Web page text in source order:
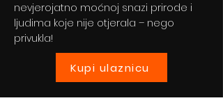
nevjerojatno moćnoj snazi prirode i
ljudima koje nije otjerala – nego
privukla!
Kupi ulaznicu